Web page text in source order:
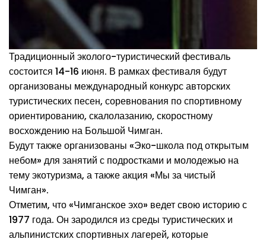
Традиционный эколого-туристический фестиваль
состоится 14-16 июня. В рамках фестиваля будут
организованы международный конкурс авторских
туристических песен, соревнования по спортивному
ориентированию, скалолазанию, скоростному
восхождению на Большой Чимган.
Будут также организованы «Эко-школа под открытым
небом» для занятий с подростками и молодежью на
тему экотуризма, а также акция «Мы за чистый
Чимган».
Отметим, что «Чимганское эхо» ведет свою историю с
1977 года. Он зародился из среды туристических и
альпинистских спортивных лагерей, которые